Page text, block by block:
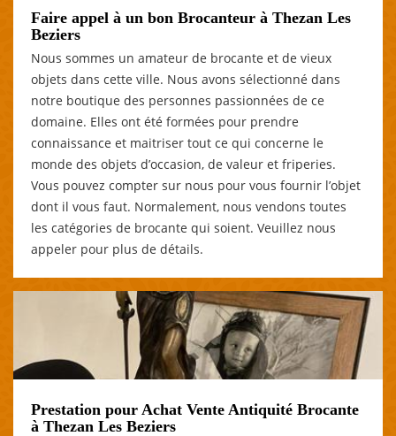
Faire appel à un bon Brocanteur à Thezan Les
Beziers
Nous sommes un amateur de brocante et de vieux
objets dans cette ville. Nous avons sélectionné dans
notre boutique des personnes passionnées de ce
domaine. Elles ont été formées pour prendre
connaissance et maitriser tout ce qui concerne le
monde des objets d’occasion, de valeur et friperies.
Vous pouvez compter sur nous pour vous fournir l’objet
dont il vous faut. Normalement, nous vendons toutes
les catégories de brocante qui soient. Veuillez nous
appeler pour plus de détails.
Prestation pour Achat Vente Antiquité Brocante
à Thezan Les Beziers